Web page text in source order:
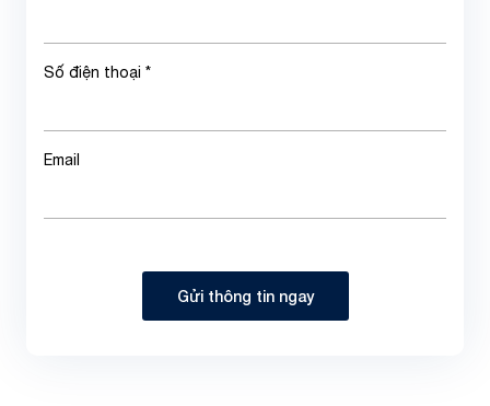
Số điện thoại *
Email
Gửi thông tin ngay